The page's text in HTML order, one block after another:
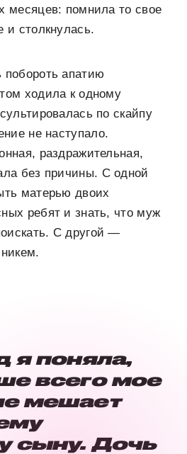
месяцев: помнила то свое
столкнулась.
апатию
ходила к одному
по скайпу
не наступало.
раздражительная,
без причины. С одной
матерью двоих
ребят и знать, что муж
С другой —
я поняла,
всего мое
мешает
сыну. Дочь